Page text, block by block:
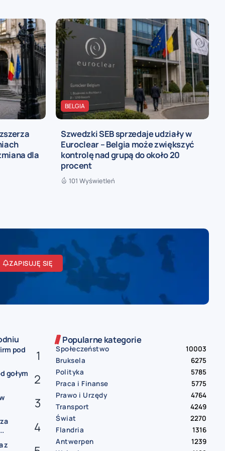
dla
BELGIA
Szwedzki SEB sprzedaje udziały w
Euroclear – Belgia może zwiększyć
kontrolę nad grupą do około 20
procent
101 Wyświetleń
ZAPISUJĘ SIĘ
pod
gołym
z
Popularne kategorie
Społeczeństwo
10003
Bruksela
6275
Polityka
5785
Praca i Finanse
5775
Prawo i Urzędy
4764
Transport
4249
Świat
2270
Flandria
1316
Antwerpen
1239